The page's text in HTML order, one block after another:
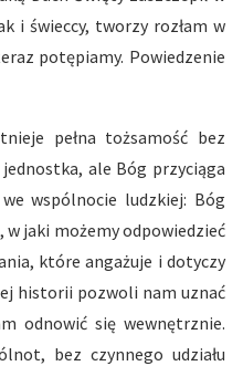
i świeccy, tworzy rozłam w
potępiamy. Powiedzenie
pełna tożsamość bez
ale Bóg przyciąga
wspólnocie ludzkiej: Bóg
jaki możemy odpowiedzieć
które angażuje i dotyczy
historii pozwoli nam uznać
odnowić się wewnętrznie.
bez czynnego udziału